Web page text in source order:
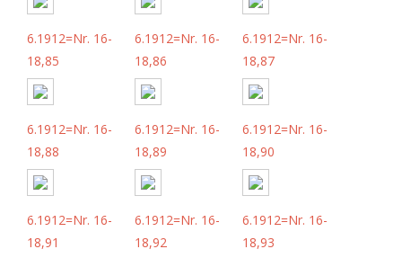
6.1912=Nr. 16-
18,85
6.1912=Nr. 16-
18,86
6.1912=Nr. 16-
18,87
6.1912=Nr. 16-
18,88
6.1912=Nr. 16-
18,89
6.1912=Nr. 16-
18,90
6.1912=Nr. 16-
18,91
6.1912=Nr. 16-
18,92
6.1912=Nr. 16-
18,93